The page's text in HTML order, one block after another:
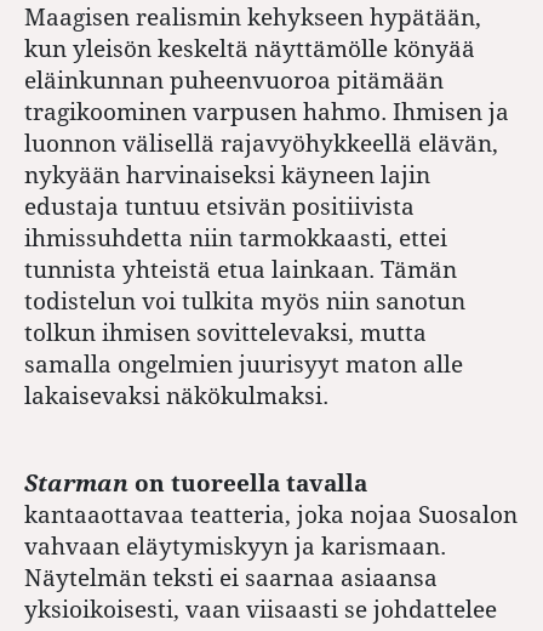
Maagisen realismin kehykseen hypätään,
kun yleisön keskeltä näyttämölle könyää
eläinkunnan puheenvuoroa pitämään
tragikoominen varpusen hahmo. Ihmisen ja
luonnon välisellä rajavyöhykkeellä elävän,
nykyään harvinaiseksi käyneen lajin
edustaja tuntuu etsivän positiivista
ihmissuhdetta niin tarmokkaasti, ettei
tunnista yhteistä etua lainkaan. Tämän
todistelun voi tulkita myös niin sanotun
tolkun ihmisen sovittelevaksi, mutta
samalla ongelmien juurisyyt maton alle
lakaisevaksi näkökulmaksi.
Starman on tuoreella tavalla
kantaaottavaa teatteria, joka nojaa Suosalon
vahvaan eläytymiskyyn ja karismaan.
Näytelmän teksti ei saarnaa asiaansa
yksioikoisesti, vaan viisaasti se johdattelee